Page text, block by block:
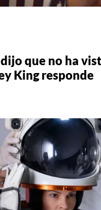
que no ha
King responde